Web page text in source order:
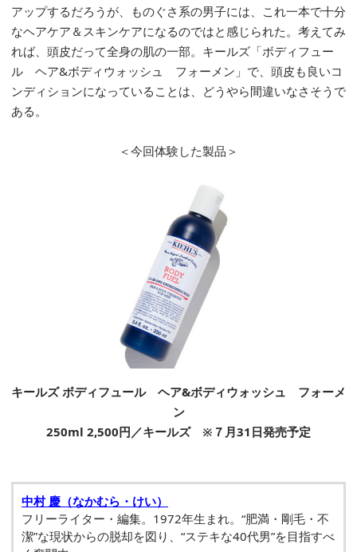
アップするだろうが、ものぐさ系の男子には、これ一本で十分
なヘアケア＆スキンケアになるのではと感じられた。考えてみ
れば、頭皮だって全身の肌の一部。キールズ「ボディフュー
ル ヘア&ボディウォッシュ フォーメン」で、頭皮も良いコ
ンディションになっていることは、どうやら間違いなさそうで
ある。
＜今回体験した製品＞
キールズ ボディフュール ヘア&ボディウォッシュ フォーメ
ン
250ml 2,500円／キールズ ※７月31日発売予定
中村 慶（なかむら・けい）
フリーライター・編集。1972年生まれ。“肥満・剛毛・不
潔”な現状からの脱却を図り、“ステキな40代男”を目指すべ